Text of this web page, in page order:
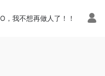
，我不想再做人了！！